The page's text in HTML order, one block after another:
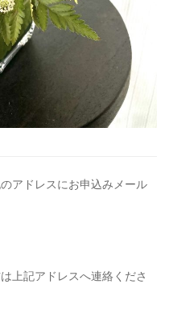
アドレスにお申込みメール
上記アドレスへ連絡くださ